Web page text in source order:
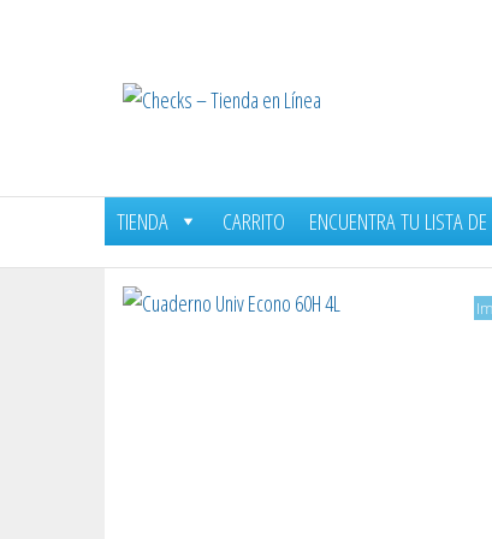
en
Línea
TIENDA CARRITO ENCUENTRA TU LISTA